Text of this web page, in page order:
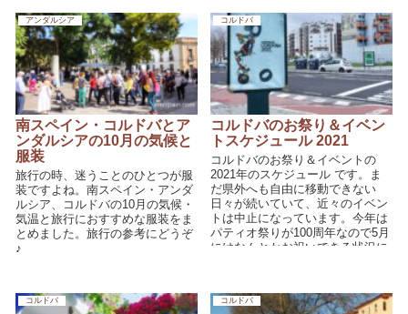
アンダルシア
南スペイン・コルドバとア
ンダルシアの10月の気候と
服装
旅行の時、迷うことのひとつが服
装ですよね。南スペイン・アンダ
ルシア、コルドバの10月の気候・
気温と旅行におすすめな服装をま
とめました。旅行の参考にどうぞ
♪
コルドバ
コルドバのお祭り＆イベン
トスケジュール 2021
コルドバのお祭り＆イベントの
2021年のスケジュール です。ま
だ県外へも自由に移動できない
日々が続いていて、近々のイベン
トは中止になっています。今年は
パティオ祭りが100周年なので5月
にはなんとかお祝いできる状況に
で、お家から雰囲気をお楽しみく
ださい♪
コルドバ コルドバ